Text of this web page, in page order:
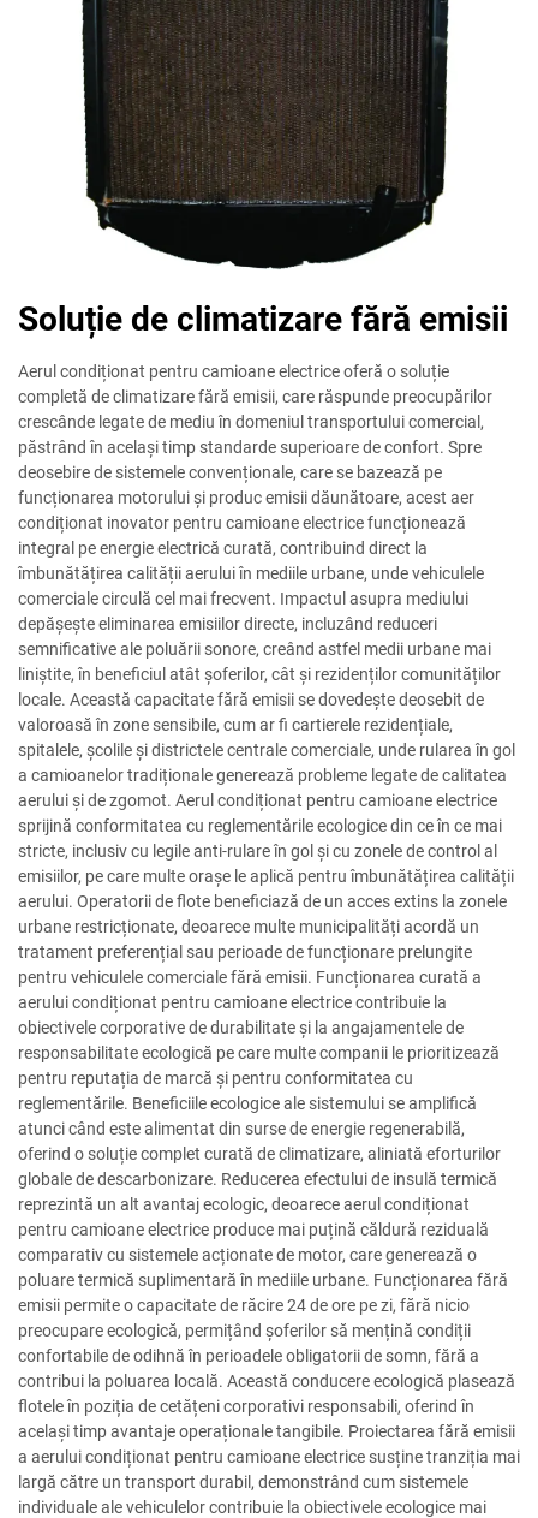
Soluție de climatizare fără emisii
Aerul condiționat pentru camioane electrice oferă o soluție
completă de climatizare fără emisii, care răspunde preocupărilor
crescânde legate de mediu în domeniul transportului comercial,
păstrând în același timp standarde superioare de confort. Spre
deosebire de sistemele convenționale, care se bazează pe
funcționarea motorului și produc emisii dăunătoare, acest aer
condiționat inovator pentru camioane electrice funcționează
integral pe energie electrică curată, contribuind direct la
îmbunătățirea calității aerului în mediile urbane, unde vehiculele
comerciale circulă cel mai frecvent. Impactul asupra mediului
depășește eliminarea emisiilor directe, incluzând reduceri
semnificative ale poluării sonore, creând astfel medii urbane mai
liniștite, în beneficiul atât șoferilor, cât și rezidenților comunităților
locale. Această capacitate fără emisii se dovedește deosebit de
valoroasă în zone sensibile, cum ar fi cartierele rezidențiale,
spitalele, școlile și districtele centrale comerciale, unde rularea în gol
a camioanelor tradiționale generează probleme legate de calitatea
aerului și de zgomot. Aerul condiționat pentru camioane electrice
sprijină conformitatea cu reglementările ecologice din ce în ce mai
stricte, inclusiv cu legile anti-rulare în gol și cu zonele de control al
emisiilor, pe care multe orașe le aplică pentru îmbunătățirea calității
aerului. Operatorii de flote beneficiază de un acces extins la zonele
urbane restricționate, deoarece multe municipalități acordă un
tratament preferențial sau perioade de funcționare prelungite
pentru vehiculele comerciale fără emisii. Funcționarea curată a
aerului condiționat pentru camioane electrice contribuie la
obiectivele corporative de durabilitate și la angajamentele de
responsabilitate ecologică pe care multe companii le prioritizează
pentru reputația de marcă și pentru conformitatea cu
reglementările. Beneficiile ecologice ale sistemului se amplifică
atunci când este alimentat din surse de energie regenerabilă,
oferind o soluție complet curată de climatizare, aliniată eforturilor
globale de descarbonizare. Reducerea efectului de insulă termică
reprezintă un alt avantaj ecologic, deoarece aerul condiționat
pentru camioane electrice produce mai puțină căldură reziduală
comparativ cu sistemele acționate de motor, care generează o
poluare termică suplimentară în mediile urbane. Funcționarea fără
emisii permite o capacitate de răcire 24 de ore pe zi, fără nicio
preocupare ecologică, permițând șoferilor să mențină condiții
confortabile de odihnă în perioadele obligatorii de somn, fără a
contribui la poluarea locală. Această conducere ecologică plasează
flotele în poziția de cetățeni corporativi responsabili, oferind în
același timp avantaje operaționale tangibile. Proiectarea fără emisii
a aerului condiționat pentru camioane electrice susține tranziția mai
largă către un transport durabil, demonstrând cum sistemele
individuale ale vehiculelor contribuie la obiectivele ecologice mai